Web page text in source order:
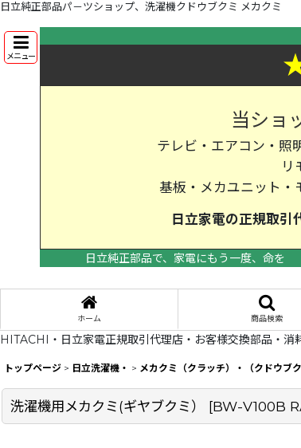
日立純正部品パ－ツショップ、洗濯機クドウブクミ メカクミ
メニュー
当ショ
テレビ・エアコン・照
リ
基板・メカユニット・
日立家電の正規取引
日立純正部品で、家電にもう一度、命を
ホーム 商品検索
HITACHI・日立家電正規取引代理店・お客様交換部品・消
トップページ > 日立洗濯機・ > メカクミ（クラッチ）・（クドウブク
洗濯機用メカクミ(ギヤブクミ） [BW-V100B